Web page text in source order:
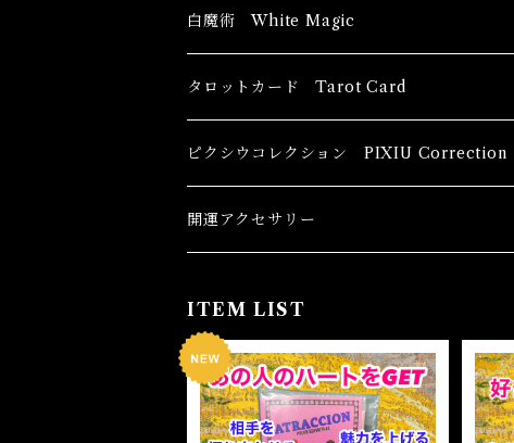
ブッダ Buddha
恋愛運
健康運 Health
金運 Money
キーチェーン
金運 Money
干支風水置き物
白魔術 White Magic
香油 Oils
恋愛 Love
金運 Money
スピリチュアル Spiritual
自己実現 Self-realization
キャンドル Candles
恋愛 Love
自己実現 Self-Realization
仕事 Job
線香 Stick Incense
仕事
金運
金運 Money
恋愛 Love
パウダー Magical Powder
仕事
バス＆フロアウォッシュ Bath&Floor
タロットカード Tarot Card
初心者向け For The Beginners
中級者向け
ピクシウコレクション PIXIU Correction
開運アクセサリー
ITEM LIST
SOLD OUT